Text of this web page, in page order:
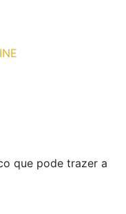
que pode trazer a